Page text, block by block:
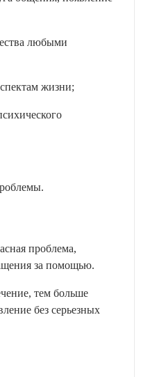
любыми
жизни;
проблема,
за помощью.
тем больше
без серьезных